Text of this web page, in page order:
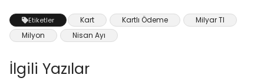
Etiketler Kart Kartlı Ödeme
Milyar Tl
Milyon
Nisan Ayı
İlgili Yazılar